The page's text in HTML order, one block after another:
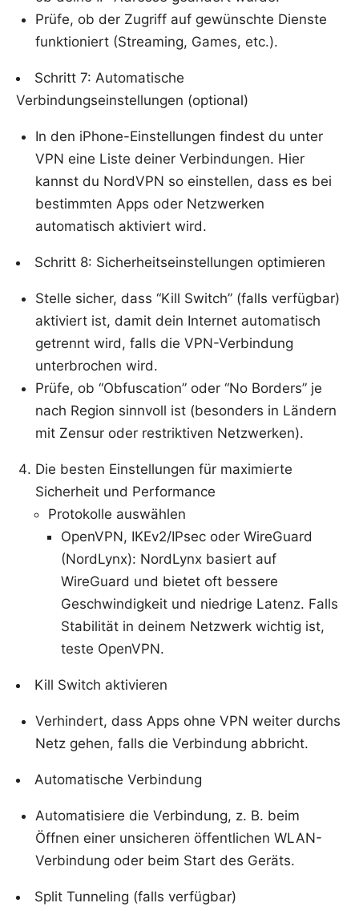
Prüfe, ob der Zugriff auf gewünschte Dienste
funktioniert (Streaming, Games, etc.).
Schritt 7: Automatische
Verbindungseinstellungen (optional)
In den iPhone-Einstellungen findest du unter
VPN eine Liste deiner Verbindungen. Hier
kannst du NordVPN so einstellen, dass es bei
bestimmten Apps oder Netzwerken
automatisch aktiviert wird.
Schritt 8: Sicherheitseinstellungen optimieren
Stelle sicher, dass “Kill Switch” (falls verfügbar)
aktiviert ist, damit dein Internet automatisch
getrennt wird, falls die VPN-Verbindung
unterbrochen wird.
Prüfe, ob “Obfuscation” oder “No Borders” je
nach Region sinnvoll ist (besonders in Ländern
mit Zensur oder restriktiven Netzwerken).
Die besten Einstellungen für maximierte
Sicherheit und Performance
Protokolle auswählen
OpenVPN, IKEv2/IPsec oder WireGuard
(NordLynx): NordLynx basiert auf
WireGuard und bietet oft bessere
Geschwindigkeit und niedrige Latenz. Falls
Stabilität in deinem Netzwerk wichtig ist,
teste OpenVPN.
Kill Switch aktivieren
Verhindert, dass Apps ohne VPN weiter durchs
Netz gehen, falls die Verbindung abbricht.
Automatische Verbindung
Automatisiere die Verbindung, z. B. beim
Öffnen einer unsicheren öffentlichen WLAN-
Verbindung oder beim Start des Geräts.
Split Tunneling (falls verfügbar)